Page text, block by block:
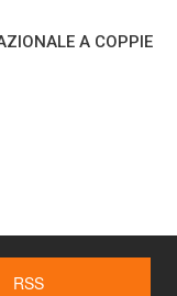
A COPPIE
RSS